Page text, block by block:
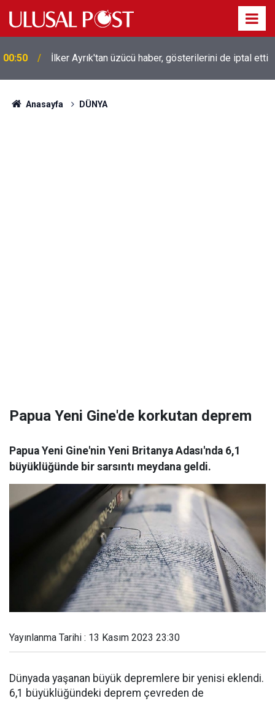
00:50 İlker Ayrık'tan üzücü haber, gösterilerini de iptal etti
Anasayfa DÜNYA
Papua Yeni Gine'de korkutan deprem
Papua Yeni Gine'nin Yeni Britanya Adası'nda 6,1
büyüklüğünde bir sarsıntı meydana geldi.
Yayınlanma Tarihi : 13 Kasım 2023 23:30
Dünyada yaşanan büyük depremlere bir yenisi eklendi.
6,1 büyüklüğündeki deprem çevreden de